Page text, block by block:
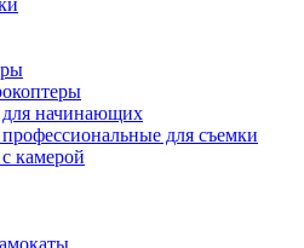
начинающих
для съемки
камерой